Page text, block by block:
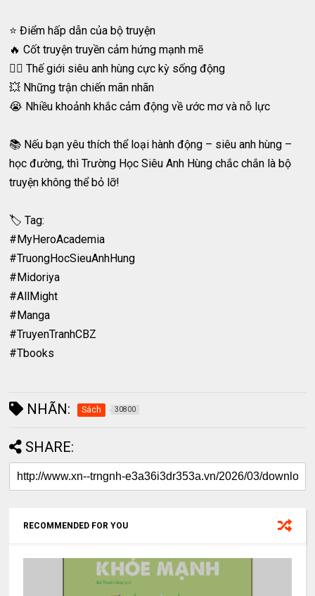
⭐ Điểm hấp dẫn của bộ truyện
🔥 Cốt truyện truyền cảm hứng mạnh mẽ
🦸‍♂️ Thế giới siêu anh hùng cực kỳ sống động
💥 Những trận chiến mãn nhãn
😭 Nhiều khoảnh khắc cảm động về ước mơ và nỗ lực
📚 Nếu bạn yêu thích thể loại hành động – siêu anh hùng –
học đường, thì Trường Học Siêu Anh Hùng chắc chắn là bộ
truyện không thể bỏ lỡ!
🏷️ Tag:
#MyHeroAcademia
#TruongHocSieuAnhHung
#Midoriya
#AllMight
#Manga
#TruyenTranhCBZ
#Tbooks
NHÃN: Sách 30800
SHARE:
RECOMMENDED FOR YOU